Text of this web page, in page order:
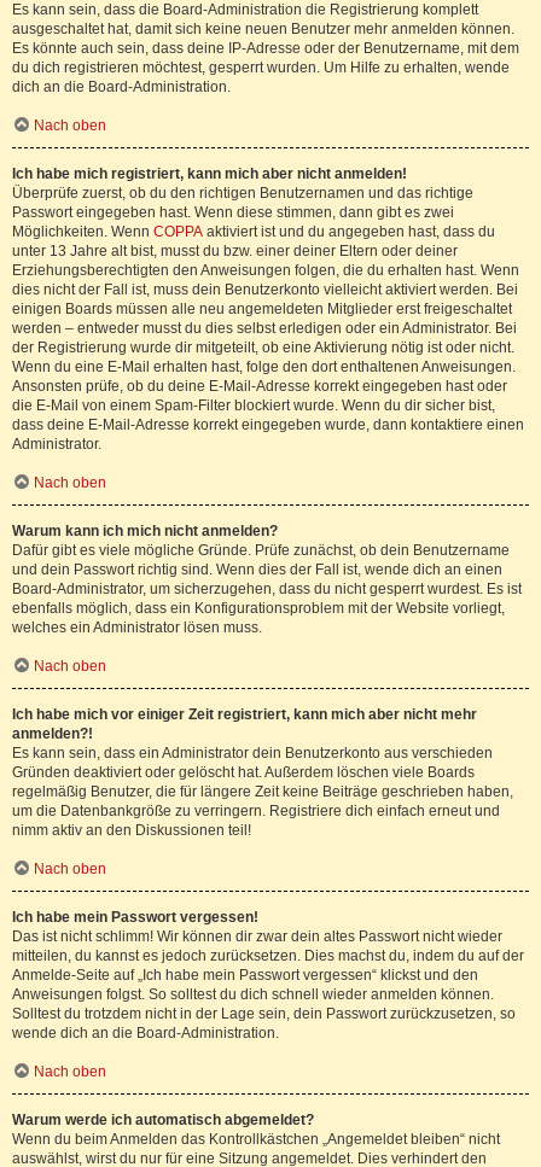
Es kann sein, dass die Board-Administration die Registrierung komplett
ausgeschaltet hat, damit sich keine neuen Benutzer mehr anmelden können.
Es könnte auch sein, dass deine IP-Adresse oder der Benutzername, mit dem
du dich registrieren möchtest, gesperrt wurden. Um Hilfe zu erhalten, wende
dich an die Board-Administration.
Nach oben
Ich habe mich registriert, kann mich aber nicht anmelden!
Überprüfe zuerst, ob du den richtigen Benutzernamen und das richtige
Passwort eingegeben hast. Wenn diese stimmen, dann gibt es zwei
Möglichkeiten. Wenn COPPA aktiviert ist und du angegeben hast, dass du
unter 13 Jahre alt bist, musst du bzw. einer deiner Eltern oder deiner
Erziehungsberechtigten den Anweisungen folgen, die du erhalten hast. Wenn
dies nicht der Fall ist, muss dein Benutzerkonto vielleicht aktiviert werden. Bei
einigen Boards müssen alle neu angemeldeten Mitglieder erst freigeschaltet
werden – entweder musst du dies selbst erledigen oder ein Administrator. Bei
der Registrierung wurde dir mitgeteilt, ob eine Aktivierung nötig ist oder nicht.
Wenn du eine E-Mail erhalten hast, folge den dort enthaltenen Anweisungen.
Ansonsten prüfe, ob du deine E-Mail-Adresse korrekt eingegeben hast oder
die E-Mail von einem Spam-Filter blockiert wurde. Wenn du dir sicher bist,
dass deine E-Mail-Adresse korrekt eingegeben wurde, dann kontaktiere einen
Administrator.
Nach oben
Warum kann ich mich nicht anmelden?
Dafür gibt es viele mögliche Gründe. Prüfe zunächst, ob dein Benutzername
und dein Passwort richtig sind. Wenn dies der Fall ist, wende dich an einen
Board-Administrator, um sicherzugehen, dass du nicht gesperrt wurdest. Es ist
ebenfalls möglich, dass ein Konfigurationsproblem mit der Website vorliegt,
welches ein Administrator lösen muss.
Nach oben
Ich habe mich vor einiger Zeit registriert, kann mich aber nicht mehr
anmelden?!
Es kann sein, dass ein Administrator dein Benutzerkonto aus verschieden
Gründen deaktiviert oder gelöscht hat. Außerdem löschen viele Boards
regelmäßig Benutzer, die für längere Zeit keine Beiträge geschrieben haben,
um die Datenbankgröße zu verringern. Registriere dich einfach erneut und
nimm aktiv an den Diskussionen teil!
Nach oben
Ich habe mein Passwort vergessen!
Das ist nicht schlimm! Wir können dir zwar dein altes Passwort nicht wieder
mitteilen, du kannst es jedoch zurücksetzen. Dies machst du, indem du auf der
Anmelde-Seite auf „Ich habe mein Passwort vergessen“ klickst und den
Anweisungen folgst. So solltest du dich schnell wieder anmelden können.
Solltest du trotzdem nicht in der Lage sein, dein Passwort zurückzusetzen, so
wende dich an die Board-Administration.
Nach oben
Warum werde ich automatisch abgemeldet?
Wenn du beim Anmelden das Kontrollkästchen „Angemeldet bleiben“ nicht
auswählst, wirst du nur für eine Sitzung angemeldet. Dies verhindert den